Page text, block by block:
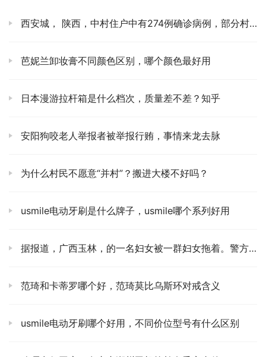
西安城， 陕西，中村住户中有274例确诊病例，部分村庄有100例确诊病例。
芭妮兰卸妆膏不同颜色区别，哪个颜色最好用
日本漫游拉杆箱是什么档次，质量差不差？知乎
安阳狗咬老人举报者被举报行贿，事情来龙去脉
为什么村民不愿意“并村”？搬进大楼不好吗？
usmile电动牙刷是什么牌子，usmile哪个系列好用
据报道，广西玉林，的一名妇女被一群妇女拖着。警方：确实如此，正在调查中。
范琦和卡蒂罗哪个好，范琦莫比乌斯环对戒含义
usmile电动牙刷哪个好用，不同价位型号有什么区别